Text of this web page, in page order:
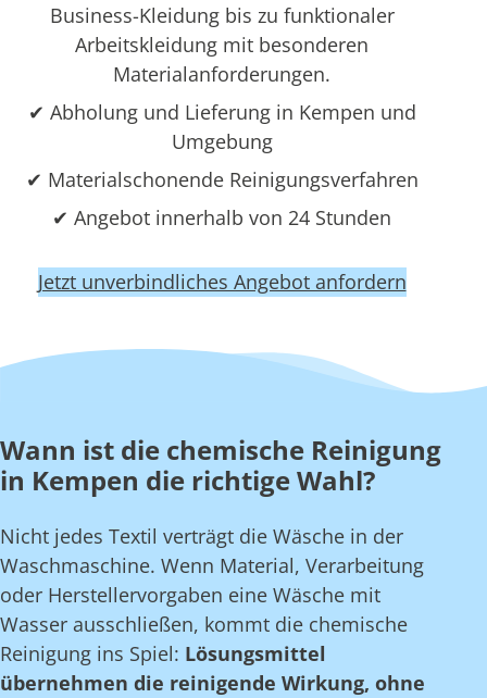
Business-Kleidung bis zu funktionaler
Arbeitskleidung mit besonderen
Materialanforderungen.
✔ Abholung und Lieferung in Kempen und
Umgebung
✔ Materialschonende Reinigungsverfahren
✔ Angebot innerhalb von 24 Stunden
Jetzt unverbindliches Angebot anfordern
Wann ist die chemische Reinigung
in Kempen die richtige Wahl?
Nicht jedes Textil verträgt die Wäsche in der
Waschmaschine. Wenn Material, Verarbeitung
oder Herstellervorgaben eine Wäsche mit
Wasser ausschließen, kommt die chemische
Reinigung ins Spiel: Lösungsmittel
übernehmen die reinigende Wirkung, ohne